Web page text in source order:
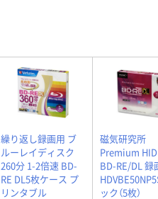
繰り返し録画用 ブ
ルーレイディスク
260分 1-2倍速 BD-
RE DL5枚ケース プ
リンタブル
磁気研究所
Premium
BD-RE/DL 録
ック（5枚）